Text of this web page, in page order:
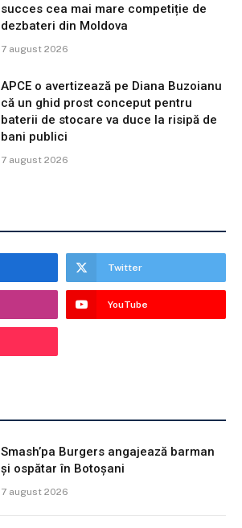
succes cea mai mare competiție de
dezbateri din Moldova
7 august 2026
APCE o avertizează pe Diana Buzoianu
că un ghid prost conceput pentru
baterii de stocare va duce la risipă de
bani publici
7 august 2026
Twitter
YouTube
Smash’pa Burgers angajează barman
și ospătar în Botoșani
7 august 2026